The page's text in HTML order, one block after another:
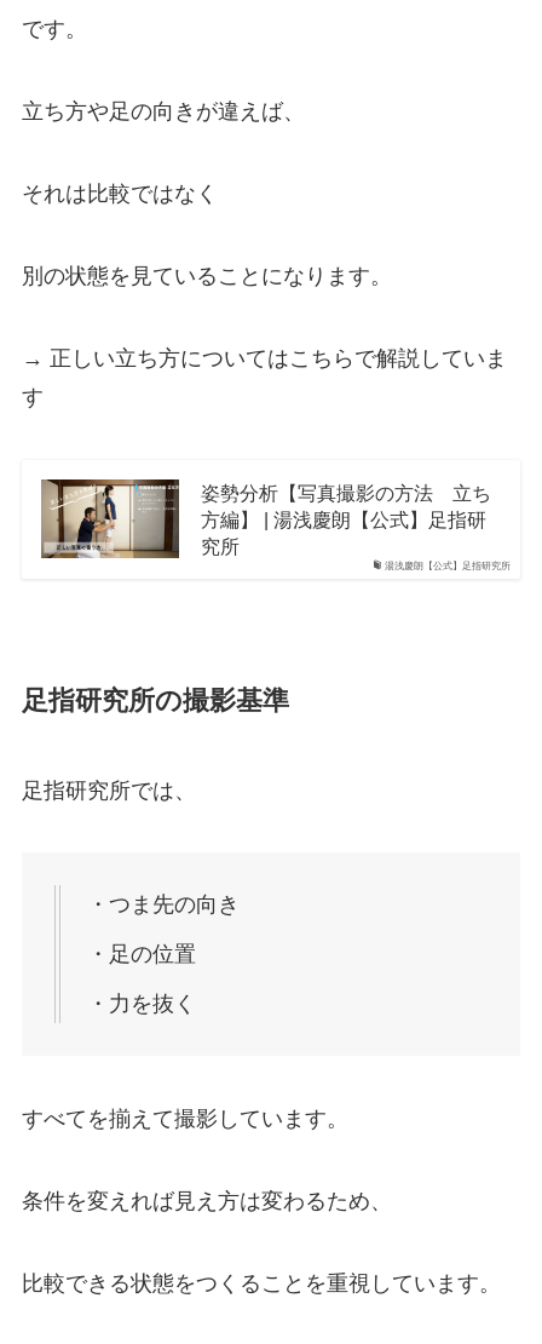
です。
立ち方や足の向きが違えば、
それは比較ではなく
別の状態を見ていることになります。
→ 正しい立ち方についてはこちらで解説していま
す
湯浅慶朗【公式】足指研究所
姿勢分析【写真撮影の方法 立ち
方編】 | 湯浅慶朗【公式】足指研
究所
足指研究所の撮影基準
足指研究所では、
・つま先の向き
・足の位置
・力を抜く
すべてを揃えて撮影しています。
条件を変えれば見え方は変わるため、
比較できる状態をつくることを重視しています。